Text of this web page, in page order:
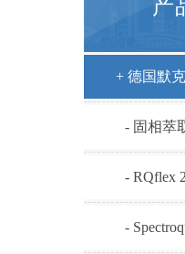
产
+ 德国默克
- 固相萃
- RQflex
-